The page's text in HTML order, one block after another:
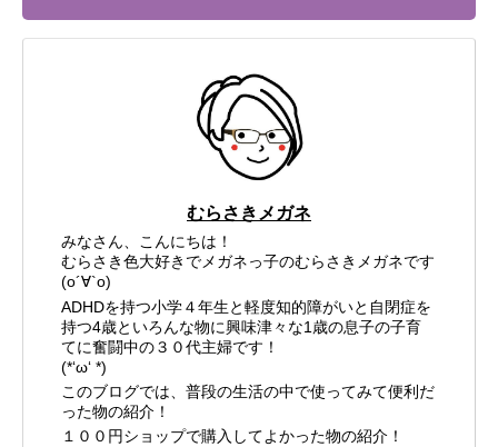
むらさきメガネ
みなさん、こんにちは！
むらさき色大好きでメガネっ子のむらさきメガネです
(о´∀`о)
ADHDを持つ小学４年生と軽度知的障がいと自閉症を
持つ4歳といろんな物に興味津々な1歳の息子の子育
てに奮闘中の３０代主婦です！
(*‘ω‘ *)
このブログでは、普段の生活の中で使ってみて便利だ
った物の紹介！
１００円ショップで購入してよかった物の紹介！